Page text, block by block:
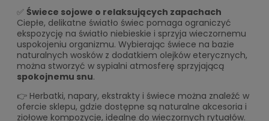
✅ Świece sojowe o relaksujących zapachach
Ciepłe, delikatne światło świec pomaga ograniczyć
ekspozycję na światło niebieskie i sprzyja wieczornemu
uspokojeniu organizmu. Wybierając świece na bazie
naturalnych wosków z dodatkiem olejków eterycznych,
można stworzyć w sypialni atmosferę sprzyjającą
spokojnemu snu.
👉 Herbatki, napary, ekstrakty i świece można znaleźć w
ofercie sklepu, gdzie dostępne są naturalne akcesoria i
ziołowe kompozycje, idealne do wieczornych rytuałów.